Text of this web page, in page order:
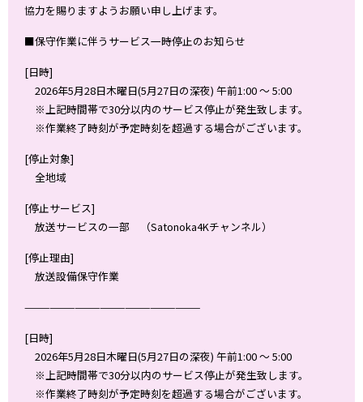
協力を賜りますようお願い申し上げます。
■保守作業に伴うサービス一時停止のお知らせ
[日時]
2026年5月28日木曜日(5月27日の深夜) 午前1:00 ～ 5:00
※上記時間帯で30分以内のサービス停止が発生致します。
※作業終了時刻が予定時刻を超過する場合がございます。
[停止対象]
全地域
[停止サービス]
放送サービスの一部 （Satonoka4Kチャンネル）
[停止理由]
放送設備保守作業
—————————————————————
[日時]
2026年5月28日木曜日(5月27日の深夜) 午前1:00 ～ 5:00
※上記時間帯で30分以内のサービス停止が発生致します。
※作業終了時刻が予定時刻を超過する場合がございます。